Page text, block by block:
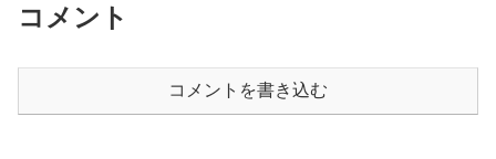
コメント
コメントを書き込む